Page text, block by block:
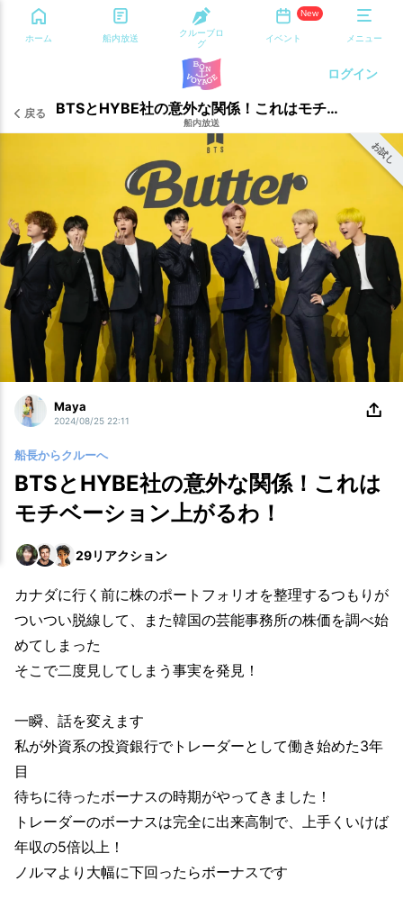
ホーム 船内放送
クルーブロ
グ
New
イベント メニュー
ログイン
戻る BTSとHYBE社の意外な関係！これはモチベーション上がるわ！
船内放送
お試し
Maya
2024/08/25 22:11
船長からクルーへ
BTSとHYBE社の意外な関係！これは
モチベーション上がるわ！
29リアクション
カナダに行く前に株のポートフォリオを整理するつもりが
ついつい脱線して、また韓国の芸能事務所の株価を調べ始
めてしまった
そこで二度見してしまう事実を発見！
一瞬、話を変えます
私が外資系の投資銀行でトレーダーとして働き始めた3年
目
待ちに待ったボーナスの時期がやってきました！
トレーダーのボーナスは完全に出来高制で、上手くいけば
年収の5倍以上！
ノルマより大幅に下回ったらボーナスです